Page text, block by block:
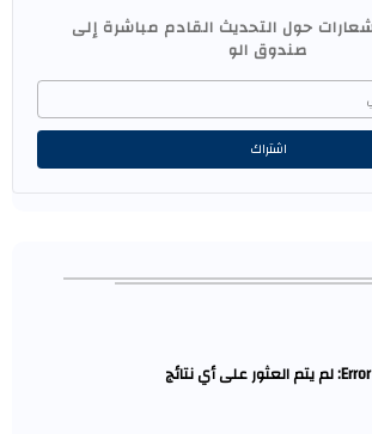
حول التحديث القادم مباشرة إلى
صندوق الو
Error: لم يتم العثور على أي نتائج